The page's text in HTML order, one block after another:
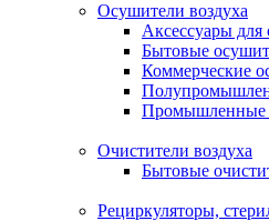
Осушители воздуха
Аксессуары для
Бытовые
Коммерческие
Промышленные
Очистители воздуха
Бытовые
Рециркуляторы,